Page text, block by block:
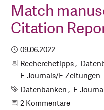
Match
Citation
Publiziert
09.06.2022
Kategorien
Recherchetipps
E-Journals/E-Zeitungen
Schlagworte
Datenbanken E-
An der Unterhaltung
2 Kommentare